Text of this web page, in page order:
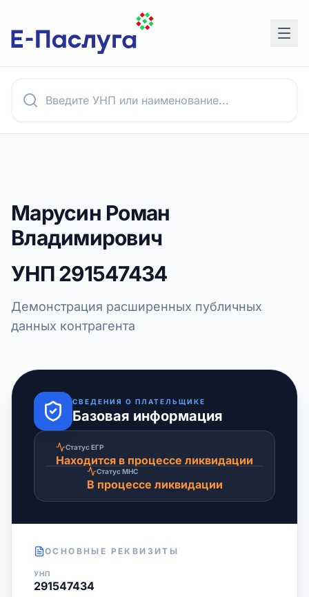
Марусин Роман
Владимирович
УНП291547434
Демонстрация расширенных публичных
данных контрагента
СВЕДЕНИЯ О ПЛАТЕЛЬЩИКЕ
Базовая информация
Статус ЕГР
Находится в процессе ликвидации
Статус МНС
В процессе ликвидации
ОСНОВНЫЕ РЕКВИЗИТЫ
УНП
291547434